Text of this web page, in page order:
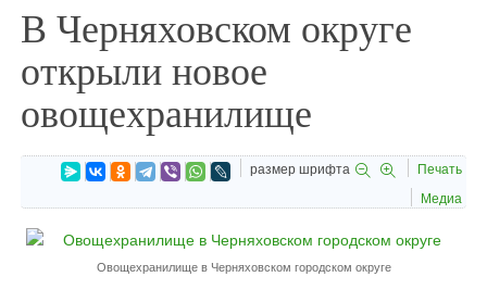
В Черняховском округе
открыли новое
овощехранилище
размер шрифта
Печать
Медиа
Овощехранилище в Черняховском городском округе